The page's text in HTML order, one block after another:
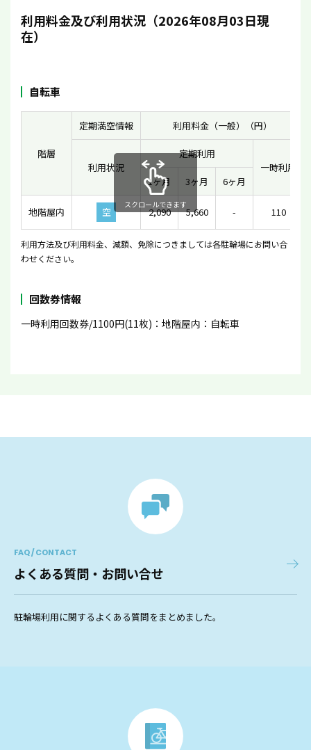
利用料金及び利用状況（2026年08月03日現
在）
自転車
階層
定期満空情報 利用料金（一般）（円）
利用状況
定期利用
一時利用
1ヶ月
3ヶ月 6ヶ月
地階屋内 空 2,090 5,660 - 110
スクロールできます
利用方法及び利用料金、減額、免除につきましては各駐輪場にお問い合
わせください。
回数券情報
一時利用回数券/1100円(11枚)：地階屋内：自転車
FAQ / CONTACT
よくある質問・お問い合せ
駐輪場利用に関するよくある質問をまとめました。